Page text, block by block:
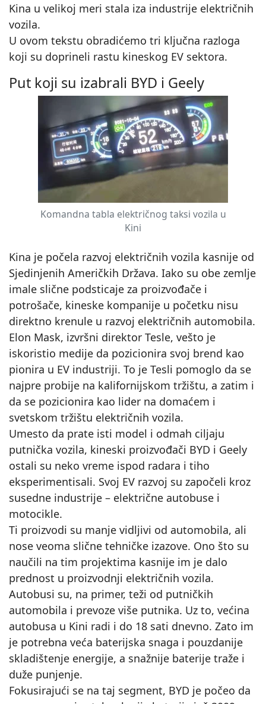
Kina u velikoj meri stala iza industrije električnih
vozila.
U ovom tekstu obradićemo tri ključna razloga
koji su doprineli rastu kineskog EV sektora.
Put koji su izabrali BYD i Geely
Komandna tabla električnog taksi vozila u
Kini
Kina je počela razvoj električnih vozila kasnije od
Sjedinjenih Američkih Država. Iako su obe zemlje
imale slične podsticaje za proizvođače i
potrošače, kineske kompanije u početku nisu
direktno krenule u razvoj električnih automobila.
Elon Mask, izvršni direktor Tesle, vešto je
iskoristio medije da pozicionira svoj brend kao
pionira u EV industriji. To je Tesli pomoglo da se
najpre probije na kalifornijskom tržištu, a zatim i
da se pozicionira kao lider na domaćem i
svetskom tržištu električnih vozila.
Umesto da prate isti model i odmah ciljaju
putnička vozila, kineski proizvođači BYD i Geely
ostali su neko vreme ispod radara i tiho
eksperimentisali. Svoj EV razvoj su započeli kroz
susedne industrije – električne autobuse i
motocikle.
Ti proizvodi su manje vidljivi od automobila, ali
nose veoma slične tehničke izazove. Ono što su
naučili na tim projektima kasnije im je dalo
prednost u proizvodnji električnih vozila.
Autobusi su, na primer, teži od putničkih
automobila i prevoze više putnika. Uz to, većina
autobusa u Kini radi i do 18 sati dnevno. Zato im
je potrebna veća baterijska snaga i pouzdanije
skladištenje energije, a snažnije baterije traže i
duže punjenje.
Fokusirajući se na taj segment, BYD je počeo da